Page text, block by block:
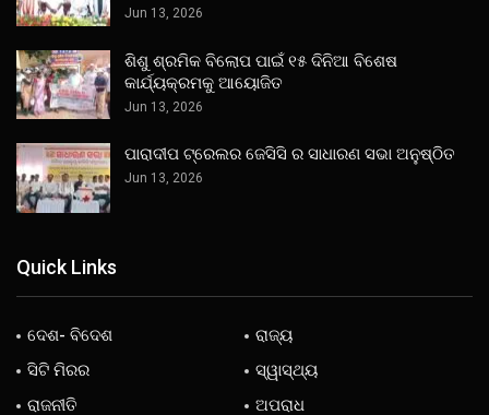
Jun 13, 2026
ଶିଶୁ ଶ୍ରମିକ ବିଲୋପ ପାଇଁ ୧୫ ଦିନିଆ ବିଶେଷ
କାର୍ଯ୍ୟକ୍ରମକୁ ଆୟୋଜିତ
Jun 13, 2026
ପାରାଦୀପ ଟ୍ରେଲର ଜେସିସି ର ସାଧାରଣ ସଭା ଅନୁଷ୍ଠିତ
Jun 13, 2026
Quick Links
ଦେଶ- ବିଦେଶ
ରାଜ୍ୟ
ସିଟି ମିରର
ସ୍ୱାସ୍ଥ୍ୟ
ରାଜନୀତି
ଅପରାଧ